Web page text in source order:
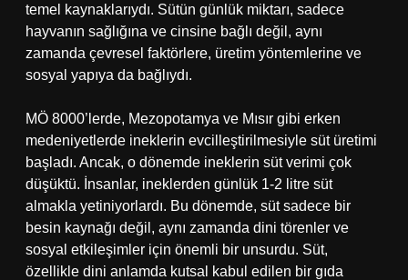
temel kaynaklarıydı. Sütün günlük miktarı, sadece
hayvanın sağlığına ve cinsine bağlı değil, aynı
zamanda çevresel faktörlere, üretim yöntemlerine ve
sosyal yapıya da bağlıydı.
MÖ 8000’lerde, Mezopotamya ve Mısır gibi erken
medeniyetlerde ineklerin evcilleştirilmesiyle süt üretimi
başladı. Ancak, o dönemde ineklerin süt verimi çok
düşüktü. İnsanlar, ineklerden günlük 1-2 litre süt
almakla yetiniyorlardı. Bu dönemde, süt sadece bir
besin kaynağı değil, aynı zamanda dini törenler ve
sosyal etkileşimler için önemli bir unsurdu. Süt,
özellikle dini anlamda kutsal kabul edilen bir gıda